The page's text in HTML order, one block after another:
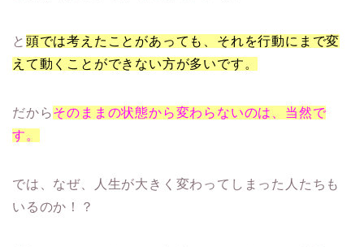
と 頭では考えたことがあっても、それを行動にまで変
えて動くことができない方が多いです。
だからそのままの状態から変わらないのは、当然で
す。
では、なぜ、人生が大きく変わってしまった人たちも
いるのか！？